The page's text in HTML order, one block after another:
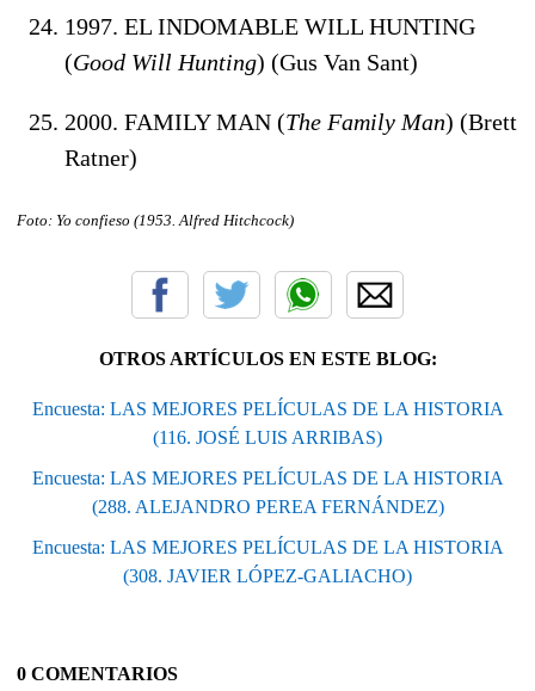
1997. EL INDOMABLE WILL HUNTING
(Good Will Hunting) (Gus Van Sant)
2000. FAMILY MAN (The Family Man) (Brett
Ratner)
Foto: Yo confieso (1953. Alfred Hitchcock)
OTROS ARTÍCULOS EN ESTE BLOG:
Encuesta: LAS MEJORES PELÍCULAS DE LA HISTORIA
(116. JOSÉ LUIS ARRIBAS)
Encuesta: LAS MEJORES PELÍCULAS DE LA HISTORIA
(288. ALEJANDRO PEREA FERNÁNDEZ)
Encuesta: LAS MEJORES PELÍCULAS DE LA HISTORIA
(308. JAVIER LÓPEZ-GALIACHO)
0 COMENTARIOS